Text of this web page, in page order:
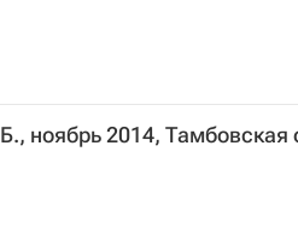
ноябрь 2014, Тамбовская